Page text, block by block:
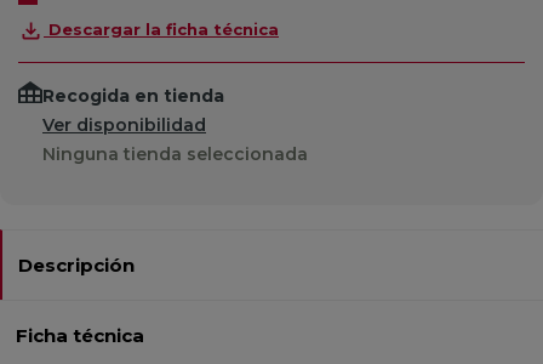
Descargar la ficha técnica
Recogida en tienda
Ver disponibilidad
Ninguna tienda seleccionada
Descripción
Ficha técnica